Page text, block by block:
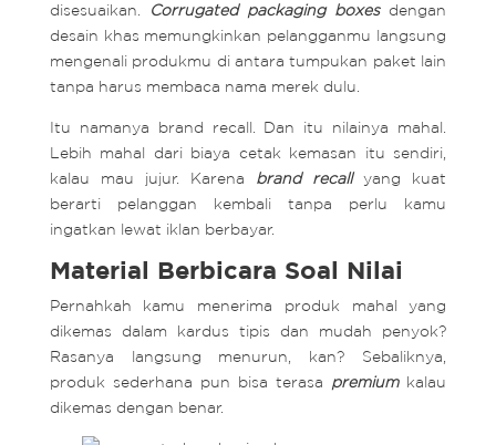
disesuaikan.
Corrugated packaging boxesdengan
desain khas memungkinkan pelangganmu langsung
mengenali produkmu di antara tumpukan paket lain
tanpa harus membaca nama merek dulu.
Itu namanya brand recall. Dan itu nilainya mahal.
Lebih mahal dari biaya cetak kemasan itu sendiri,
kalau mau jujur. Karena brand recallyang kuat
berarti pelanggan kembali tanpa perlu kamu
ingatkan lewat iklan berbayar.
Material Berbicara Soal Nilai
Pernahkah kamu menerima produk mahal yang
dikemas dalam kardus tipis dan mudah penyok?
Rasanya langsung menurun, kan? Sebaliknya,
produk sederhana pun bisa terasa premiumkalau
dikemas dengan benar.